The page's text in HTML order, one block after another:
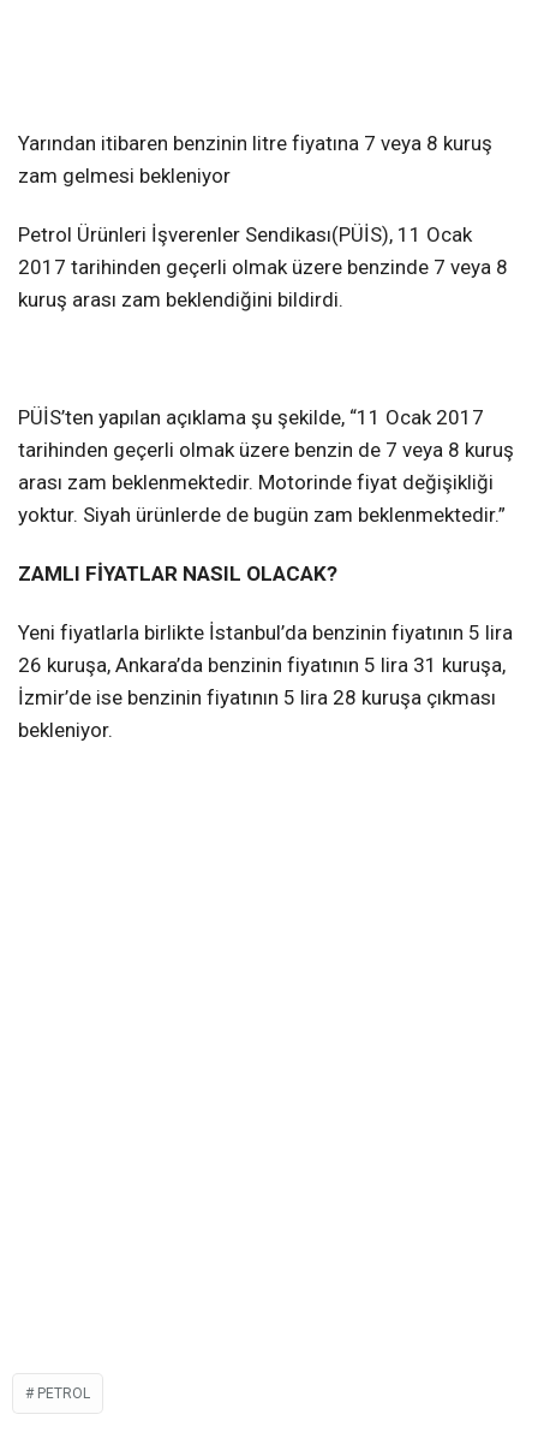
Yarından itibaren benzinin litre fiyatına 7 veya 8 kuruş
zam gelmesi bekleniyor
Petrol Ürünleri İşverenler Sendikası(PÜİS), 11 Ocak
2017 tarihinden geçerli olmak üzere benzinde 7 veya 8
kuruş arası zam beklendiğini bildirdi.
PÜİS’ten yapılan açıklama şu şekilde, “11 Ocak 2017
tarihinden geçerli olmak üzere benzin de 7 veya 8 kuruş
arası zam beklenmektedir. Motorinde fiyat değişikliği
yoktur. Siyah ürünlerde de bugün zam beklenmektedir.”
ZAMLI FİYATLAR NASIL OLACAK?
Yeni fiyatlarla birlikte İstanbul’da benzinin fiyatının 5 lira
26 kuruşa, Ankara’da benzinin fiyatının 5 lira 31 kuruşa,
İzmir’de ise benzinin fiyatının 5 lira 28 kuruşa çıkması
bekleniyor.
PETROL